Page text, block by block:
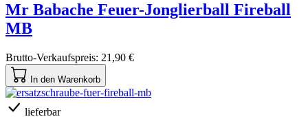
Mr Babache Feuer-Jonglierball Fireball
MB
Brutto-Verkaufspreis: 21,90 €
In den Warenkorb
lieferbar